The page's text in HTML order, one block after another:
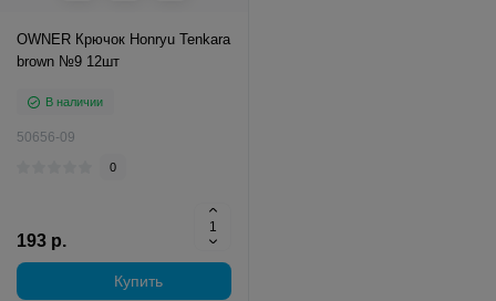
OWNER Крючок Honryu Tenkara
brown №9 12шт
В наличии
50656-09
0
193 р.
Купить